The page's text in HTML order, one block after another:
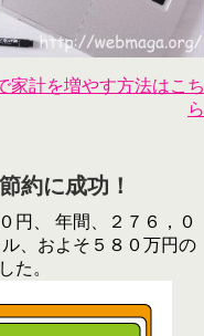
家計を増やす方法はこち
ら
約に成功！
円、 年間、２７６，０
、およそ５８０万円の
た。